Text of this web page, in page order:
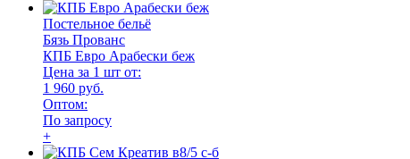
Постельное бельё
Бязь Прованс
КПБ Евро Арабески беж
Цена за 1 шт от:
1 960 руб.
Оптом:
По запросу
+